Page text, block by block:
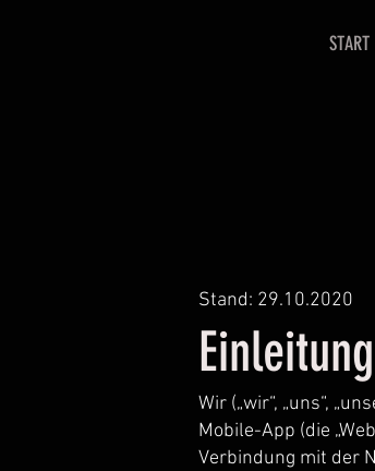
START
Stand: 29.10.2020
Einleitung
Wir („wir“, „uns“,
Mobile-App (die
Verbindung mit der